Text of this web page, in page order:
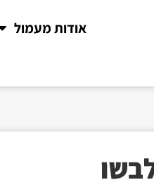
אודות מעמול